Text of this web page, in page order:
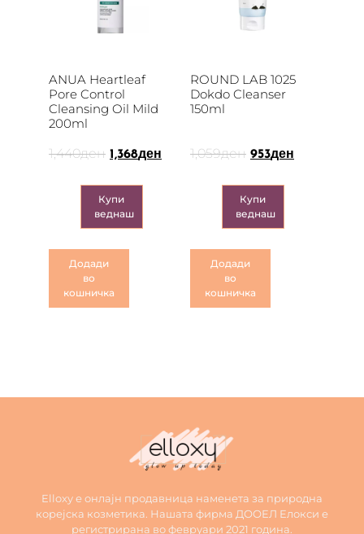
ANUA Heartleaf
Pore Control
Cleansing Oil Mild
200ml
1,440ден 1,368ден
Купи
веднаш
Додади
во
кошничка
ROUND LAB 1025
Dokdo Cleanser
150ml
1,059ден 953ден
Купи
веднаш
Додади
во
кошничка
Elloxy е онлајн продавница наменета за природна
корејска козметика. Нашата фирма ДООЕЛ Елокси е
регистрирана во февруари 2021 година.